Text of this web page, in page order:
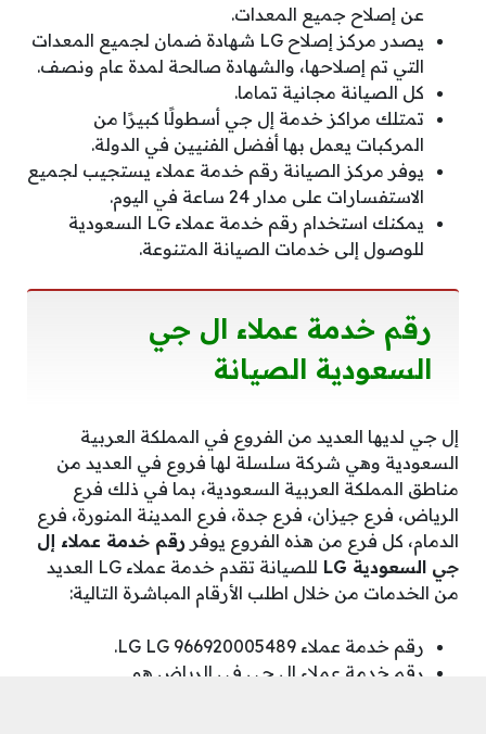
عن إصلاح جميع المعدات.
يصدر مركز إصلاح LG شهادة ضمان لجميع المعدات
التي تم إصلاحها، والشهادة صالحة لمدة عام ونصف.
كل الصيانة مجانية تماما.
تمتلك مراكز خدمة إل جي أسطولًا كبيرًا من
المركبات يعمل بها أفضل الفنيين في الدولة.
يوفر مركز الصيانة رقم خدمة عملاء يستجيب لجميع
الاستفسارات على مدار 24 ساعة في اليوم.
يمكنك استخدام رقم خدمة عملاء LG السعودية
للوصول إلى خدمات الصيانة المتنوعة.
رقم خدمة عملاء ال جي
السعودية الصيانة
إل جي لديها العديد من الفروع في المملكة العربية
السعودية وهي شركة سلسلة لها فروع في العديد من
مناطق المملكة العربية السعودية، بما في ذلك فرع
الرياض، فرع جيزان، فرع جدة، فرع المدينة المنورة، فرع
الدمام، كل فرع من هذه الفروع يوفر رقم خدمة عملاء إل
جي السعودية LG
للصيانة تقدم خدمة عملاء LG العديد
من الخدمات من خلال اطلب الأرقام المباشرة التالية:
رقم خدمة عملاء LG LG 966920005489.
رقم خدمة عملاء إل جي في الرياض هو